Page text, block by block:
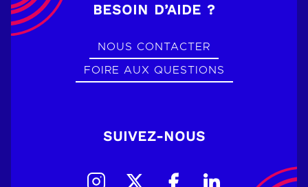
BESOIN D’AIDE ?
NOUS CONTACTER
FOIRE AUX QUESTIONS
SUIVEZ-NOUS